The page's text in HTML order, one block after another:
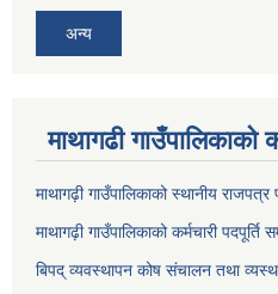
अन्य
माथागढी
माथागढ़ी गाउँपालिकाको स्थानीय
माथागढ़ी गाउँपालिकाको कर्मचारी पदपूर्ति
बिपद् व्यवस्थापन कोष संचालन तथा